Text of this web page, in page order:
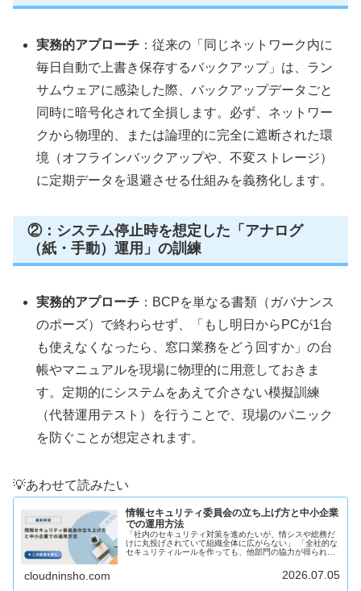
実務的アプローチ ：従来の「同じネットワーク内に
毎日自動で上書き保存するバックアップ」は、ラン
サムウェアに感染した際、バックアップデータごと
同時に暗号化されて全損します。必ず、ネットワー
クから物理的、または論理的に完全に遮断された環
境（オフラインバックアップや、不変ストレージ）
に定期データを退避させる仕組みを義務化します。
②：システム停止時を想定した「アナログ
（紙・手動）運用」の訓練
実務的アプローチ ：BCPを単なる書類（ガバナンス
のポーズ）で終わらせず、「もし明日からPCが1台
も使えなくなったら、窓口業務をどう回すか」の台
帳やマニュアルを現場に物理的に用意しておきま
す。定期的にシステムをあえて介さない模擬訓練
（代替運用テスト）を行うことで、現場のパニック
を防ぐことが想定されます。
💡あわせて読みたい
情報セキュリティ委員会の立ち上げ方と中小企業
での運用方法
「社内のセキュリティ対策を進めたいが、情シスや総務だ
けに丸投げされていて組織全体に広がらない」 「全社的な
セキュリティルールを作っても、他部門の協力が得られず
cloudninsho.com 2026.07.05